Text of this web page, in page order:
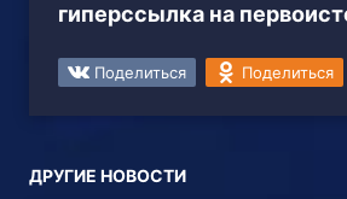
гиперссылка на
Поделиться Поделиться
ДРУГИЕ НОВОСТИ